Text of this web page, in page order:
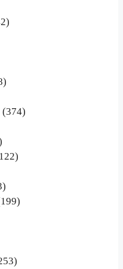
(374)